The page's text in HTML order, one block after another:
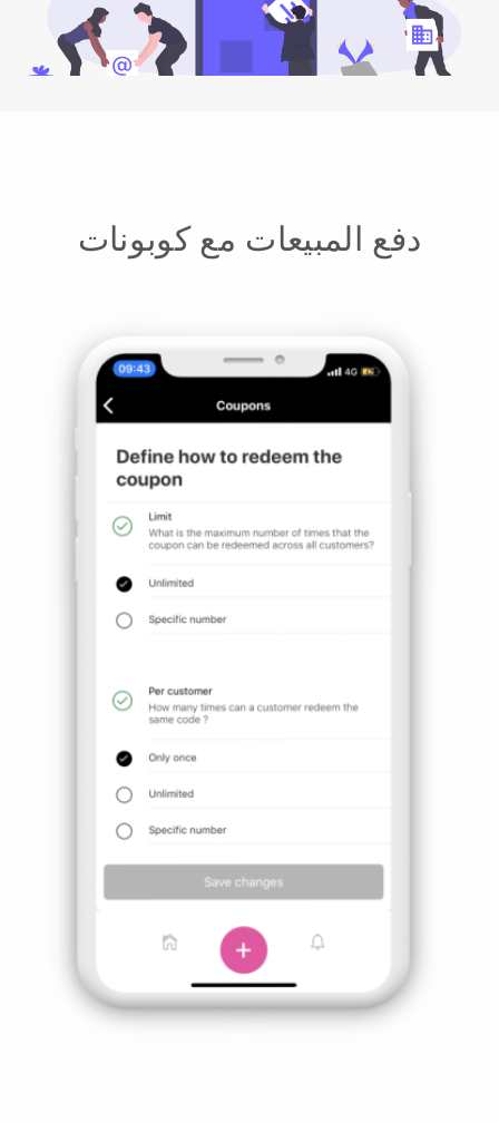
دفع المبيعات مع كوبونات